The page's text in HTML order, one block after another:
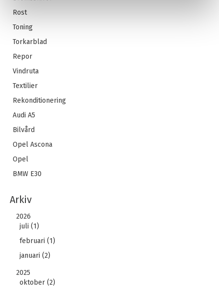
Rost
Toning
Torkarblad
Repor
Vindruta
Textilier
Rekonditionering
Audi A5
Bilvård
Opel Ascona
Opel
BMW E30
Arkiv
2026
juli (1)
februari (1)
januari (2)
2025
oktober (2)